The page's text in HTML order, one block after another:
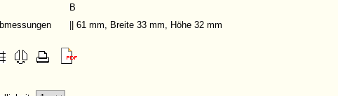
B
|| 61 mm, Breite 33 mm, Höhe 32 mm